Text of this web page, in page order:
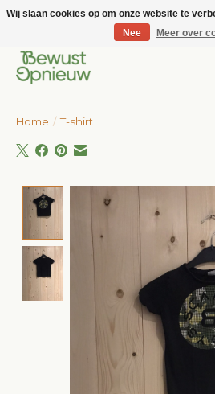
Wij bieden het grootste aanbod in betaalbare
Home / T-shirt
Product image
Wij slaan cookies op om onze website te
Nee
Meer over